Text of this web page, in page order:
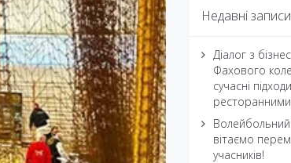
Недавні записи
Діалог з
Фахового
сучасні
Волейбольний
вітаємо
учасників!